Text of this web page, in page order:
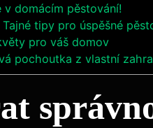
domácím pěstování!
tipy pro úspěšné
pro váš domov
pochoutka z vlastní